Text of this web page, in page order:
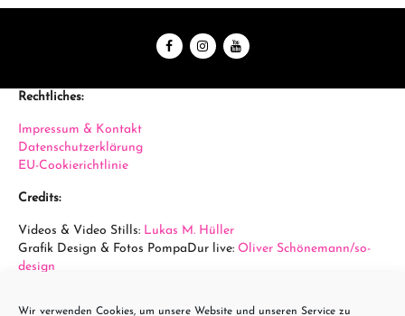
Wir verwenden Cookies, um unsere Website und unseren Service zu
Rechtliches:
Impressum & Kontakt
Datenschutzerklärung
EU-Cookierichtlinie
Credits:
Videos & Video Stills: Lukas M. Hüller
Grafik Design & Fotos PompaDur live: Oliver Schönemann/so-
design